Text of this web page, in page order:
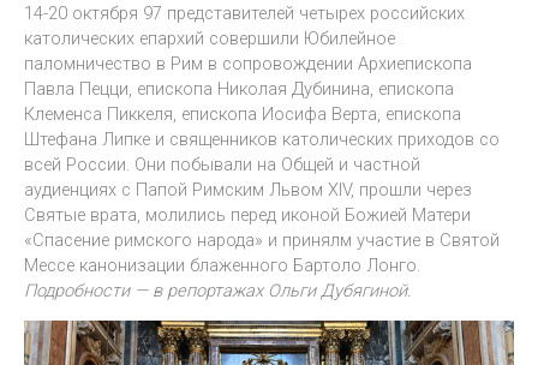
14-20 октября 97 представителей четырех российских
католических епархий совершили Юбилейное
паломничество в Рим в сопровождении Архиепископа
Павла Пецци, епископа Николая Дубинина, епископа
Клеменса Пиккеля, епископа Иосифа Верта, епископа
Штефана Липке и священников католических приходов со
всей России. Они побывали на Общей и частной
аудиенциях с Папой Римским Львом XIV, прошли через
Святые врата, молились перед иконой Божией Матери
«Спасение римского народа» и принялм участие в Святой
Мессе канонизации блаженного Бартоло Лонго.
Подробности — в репортажах Ольги Дубягиной.